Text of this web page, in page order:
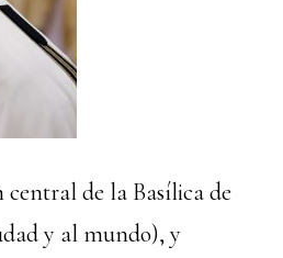
central de la Basílica de
y al mundo), y